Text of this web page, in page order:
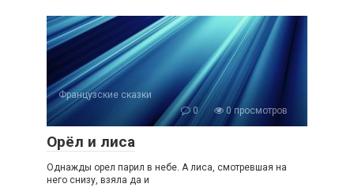
Французские сказки
0
0 просмотров
Орёл и лиса
Однажды орел парил в небе. А лиса, смотревшая на
него снизу, взяла да и